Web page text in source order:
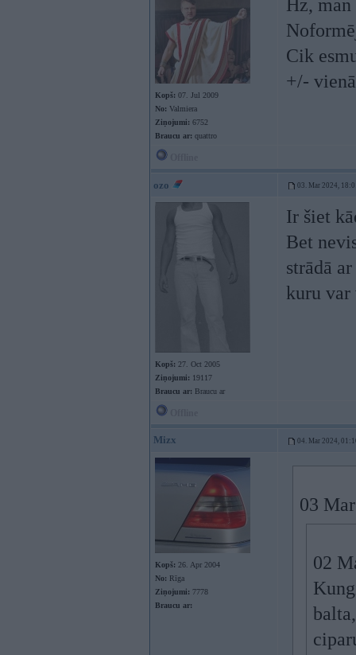
Kopš: 07. Jul 2009
No: Valmiera
Ziņojumi: 6752
Braucu ar: quattro
Hz,
Cik
+/-
ozo 03. Mar 2024,
Kopš: 27. Oct 2005
Ziņojumi: 19117
Braucu ar: Braucu ar
Ir šiet
Bet
strādā
kuru
Mizx 04. Mar 2024,
Kopš: 26. Apr 2004
No: Rīga
Ziņojumi: 7778
Braucu ar:
03
02